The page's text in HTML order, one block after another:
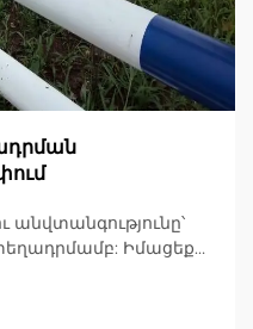
Իմացեք
մասին՝ 100%
համար: